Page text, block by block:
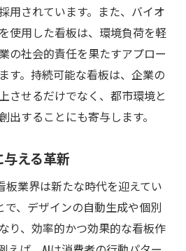
かした目を引くデザイン
フィックで引きつける
供する最新技術
ージの伝え方
の工夫で印象を残す
における看板の可能性
む未来の広告手法
際的な競争力を高める要素
ジーの導入とその影響
用されています。また、バイオ
使用した看板は、環境負荷を軽
の社会的責任を果たすアプロー
す。持続可能な看板は、企業の
させるだけでなく、都市環境と
出することにも寄与します。
える革新
板業界は新たな時代を迎えてい
で、デザインの自動生成や個別
り、効率的かつ効果的な看板作